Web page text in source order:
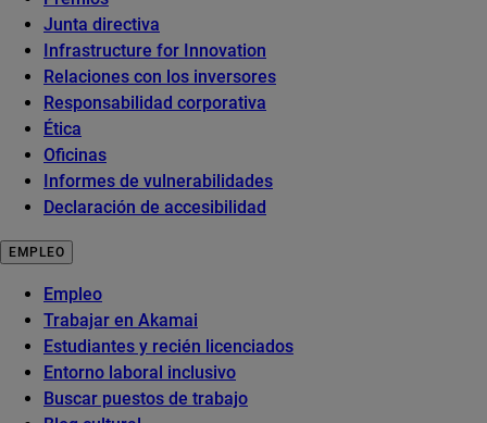
Junta directiva
Infrastructure for Innovation
Relaciones con los inversores
Responsabilidad corporativa
Ética
Oficinas
Informes de vulnerabilidades
Declaración de accesibilidad
EMPLEO
Empleo
Trabajar en Akamai
Estudiantes y recién licenciados
Entorno laboral inclusivo
Buscar puestos de trabajo